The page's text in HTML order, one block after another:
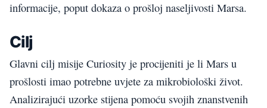
informacije, poput dokaza o prošloj naseljivosti Marsa.
Cilj
Glavni cilj misije Curiosity je procijeniti je li Mars u
prošlosti imao potrebne uvjete za mikrobiološki život.
Analizirajući uzorke stijena pomoću svojih znanstvenih